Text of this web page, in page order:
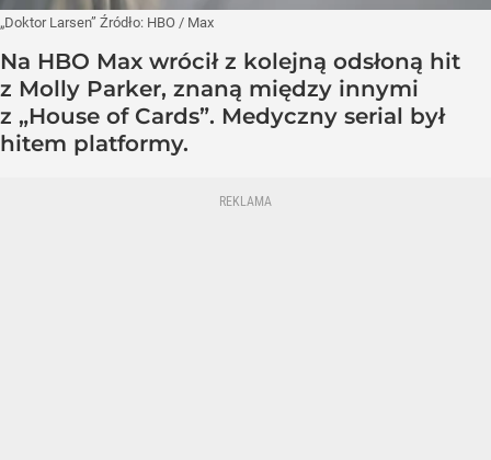
„Doktor Larsen” Źródło: HBO / Max
Na HBO Max wrócił z kolejną odsłoną hit
z Molly Parker, znaną między innymi
z „House of Cards”. Medyczny serial był
hitem platformy.